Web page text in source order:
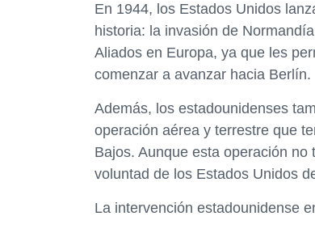
En 1944, los Estados Unidos
historia: la invasión de
Aliados en Europa, ya que les
comenzar a avanzar hacia Berlín.
Además, los estadounidenses
operación aérea y terrestre que
Bajos. Aunque esta operación
voluntad de los Estados Unidos
La intervención estadounidense